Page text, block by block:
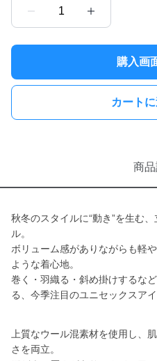
1
購入画
カート
商
秋冬のスタイルに“動き”を生む
ル。
ボリューム感がありながらも軽
ような着心地。
巻く・羽織る・斜め掛けするな
る、今季注目のユニセックスアイ
上質なウール混素材を使用し、
さを両立。